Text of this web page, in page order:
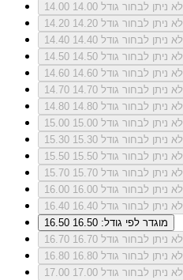
14.00
לא ניתן לבחור גודל 14.00
14.20
לא ניתן לבחור גודל 14.20
14.40
לא ניתן לבחור גודל 14.40
14.50
לא ניתן לבחור גודל 14.50
14.60
לא ניתן לבחור גודל 14.60
14.70
לא ניתן לבחור גודל 14.70
14.80
לא ניתן לבחור גודל 14.80
15.00
לא ניתן לבחור גודל 15.00
15.30
לא ניתן לבחור גודל 15.30
15.50
לא ניתן לבחור גודל 15.50
15.70
לא ניתן לבחור גודל 15.70
16.00
לא ניתן לבחור גודל 16.00
16.40
לא ניתן לבחור גודל 16.40
16.50
מוגדר לפי גודל: 16.50
16.70
לא ניתן לבחור גודל 16.70
16.80
לא ניתן לבחור גודל 16.80
17.00
לא ניתן לבחור גודל 17.00